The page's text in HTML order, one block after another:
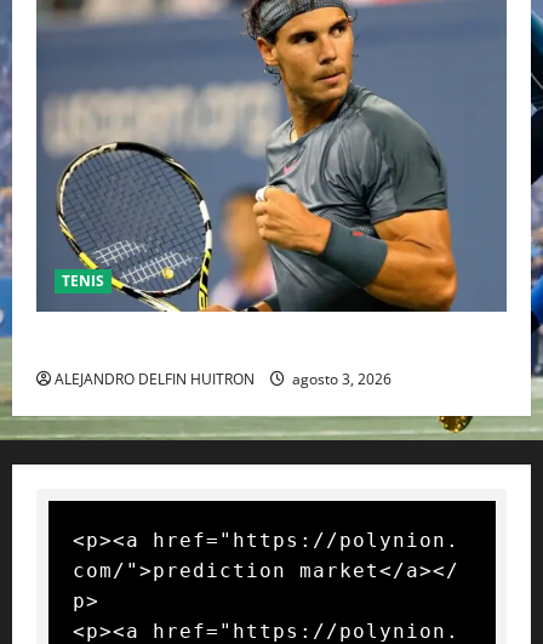
TENIS
ALEJANDRO DELFIN HUITRON agosto 3, 2026
<p><a href="https://polynion.
com/">prediction market</a></
p>
<p><a href="https://polynion.